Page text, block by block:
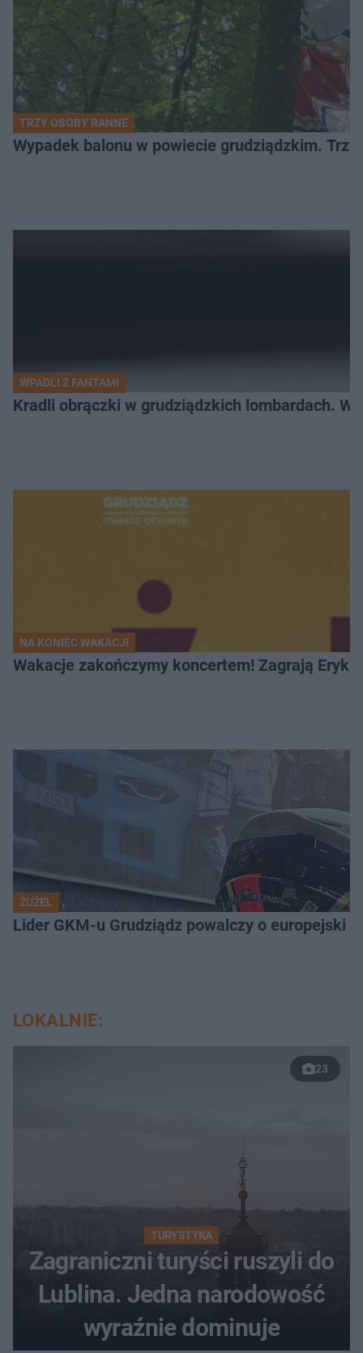
TRZY OSOBY RANNE
Wypadek balonu w powiecie grudziądzkim.
WPADLI Z FANTAMI
Kradli obrączki w grudziądzkich lombardach.
NA KONIEC WAKACJI
Wakacje zakończymy koncertem! Zagrają Eryk
ŻUŻEL
Lider GKM-u Grudziądz powalczy o europejski
LOKALNIE:
23
TURYSTYKA
Zagraniczni turyści ruszyli do
Lublina. Jedna narodowość
wyraźnie dominuje